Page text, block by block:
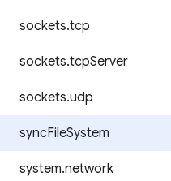
sockets.tcp
sockets.tcpServer
sockets.udp
syncFileSystem
system.network